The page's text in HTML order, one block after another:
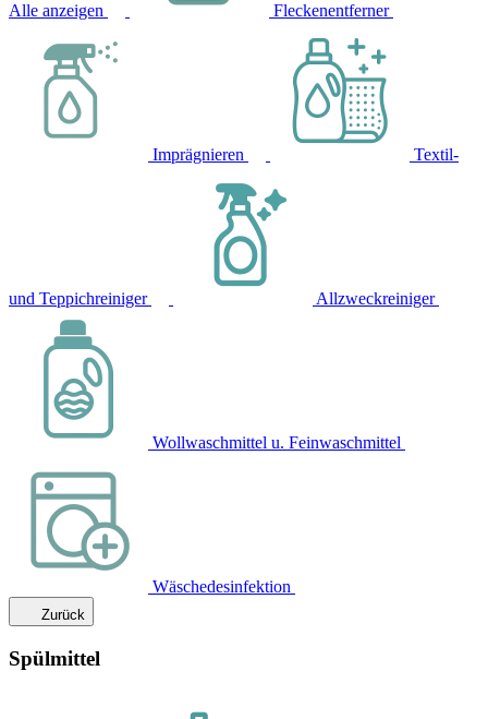
Alle anzeigen Fleckenentferner
Imprägnieren Textil-
und Teppichreiniger Allzweckreiniger
Wollwaschmittel u. Feinwaschmittel
Wäschedesinfektion
Zurück
Spülmittel